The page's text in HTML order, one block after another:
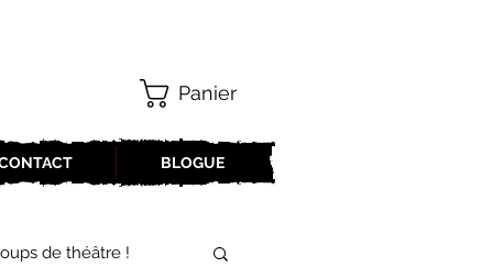
BLOGUE
Panier
de théâtre !